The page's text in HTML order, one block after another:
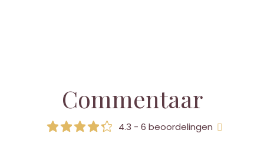
Commentaar
4.3 - 6 beoordelingen